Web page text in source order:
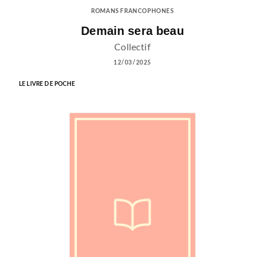
ROMANS FRANCOPHONES
Demain sera beau
Collectif
12/03/2025
LE LIVRE DE POCHE